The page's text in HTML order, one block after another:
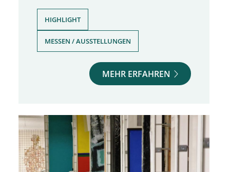
HIGHLIGHT
MESSEN / AUSSTELLUNGEN
MEHR ERFAHREN